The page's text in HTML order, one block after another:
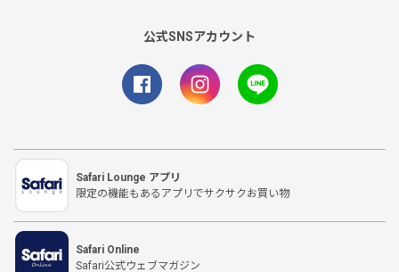
公式SNSアカウント
Safari Lounge アプリ
限定の機能もあるアプリでサクサクお買い物
Safari Online
Safari公式ウェブマガジン